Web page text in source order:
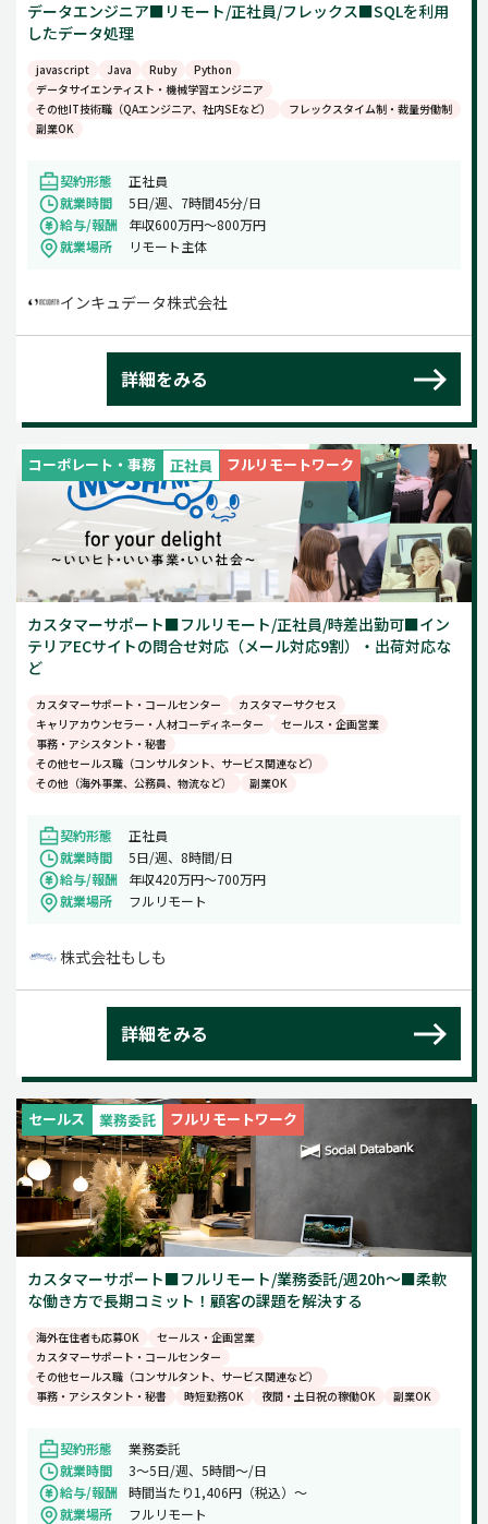
データエンジニア■リモート/正社員/フレックス■SQLを利用
したデータ処理
javascript Java Ruby
Python
データサイエンティスト・機械学習エンジニア
その他IT技術職（QAエンジニア、社内SEなど）
フレックスタイム制・裁量労働制
副業OK
契約形態
正社員
就業時間
5日/週、7時間45分/日
給与/報酬
年収600万円〜800万円
就業場所
リモート主体
インキュデータ株式会社
詳細をみる
コーポレート・事務 正社員 フルリモートワーク
カスタマーサポート■フルリモート/正社員/時差出勤可■イン
テリアECサイトの問合せ対応（メール対応9割）・出荷対応な
ど
カスタマーサポート・コールセンター
カスタマーサクセス
キャリアカウンセラー・人材コーディネーター
セールス・企画営業
事務・アシスタント・秘書
その他セールス職（コンサルタント、サービス関連など）
その他（海外事業、公務員、物流など）
副業OK
契約形態
正社員
就業時間
5日/週、8時間/日
給与/報酬
年収420万円～700万円
就業場所
フルリモート
株式会社もしも
詳細をみる
セールス 業務委託 フルリモートワーク
カスタマーサポート■フルリモート/業務委託/週20h～■柔軟
な働き方で長期コミット！顧客の課題を解決する
海外在住者も応募OK
セールス・企画営業
カスタマーサポート・コールセンター
その他セールス職（コンサルタント、サービス関連など）
事務・アシスタント・秘書
時短勤務OK 夜間・土日祝の稼働OK 副業OK
契約形態
業務委託
就業時間
3～5日/週、5時間～/日
給与/報酬 時間当たり1,406円（税込）～
就業場所
フルリモート